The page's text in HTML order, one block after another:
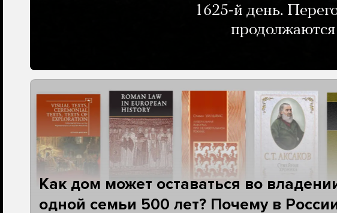
1625-й день.
Как дом может оставаться во
одной семьи 500 лет? Почему в